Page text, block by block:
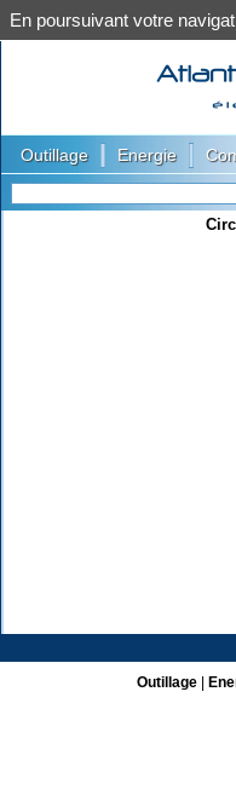
Outillage Energie
Outillage|
En poursuivant votre